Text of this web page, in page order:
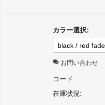
カラー選択:
お問い合わせ
コード:
在庫状況: